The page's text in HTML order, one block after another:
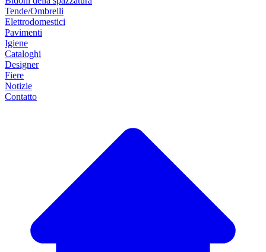
Tende/Ombrelli
Elettrodomestici
Pavimenti
Igiene
Cataloghi
Designer
Fiere
Notizie
Contatto